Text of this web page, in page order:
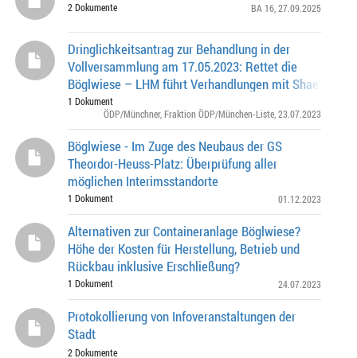
2 Dokumente BA 16 , 27.09.2025
Dringlichkeitsantrag zur Behandlung in der
Vollversammlung am 17.05.2023: Rettet die
Böglwiese – LHM führt Verhandlungen mit Shaere in
1 Dokument
ÖDP/Münchner, Fraktion ÖDP/München-Liste , 23.07.2023
Böglwiese - Im Zuge des Neubaus der GS
Theordor-Heuss-Platz: Überprüfung aller
möglichen Interimsstandorte
1 Dokument 01.12.2023
Alternativen zur Containeranlage Böglwiese?
Höhe der Kosten für Herstellung, Betrieb und
Rückbau inklusive Erschließung?
1 Dokument 24.07.2023
Protokollierung von Infoveranstaltungen der
Stadt
2 Dokumente